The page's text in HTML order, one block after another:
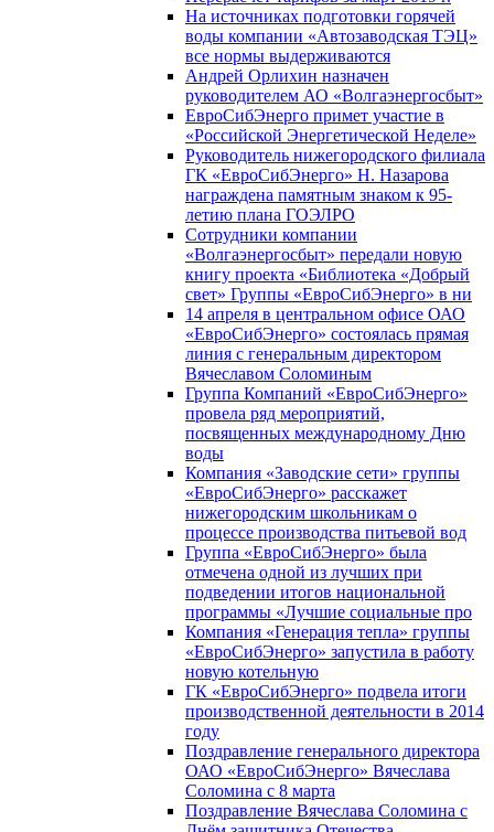
На источниках подготовки горячей
воды компании «Автозаводская ТЭЦ»
все нормы выдерживаются
Андрей Орлихин назначен
руководителем АО «Волгаэнергосбыт»
ЕвроСибЭнерго примет участие в
«Российской Энергетической Неделе»
Руководитель нижегородского филиала
ГК «ЕвроСибЭнерго» Н. Назарова
награждена памятным знаком к 95-
летию плана ГОЭЛРО
Сотрудники компании
«Волгаэнергосбыт» передали новую
книгу проекта «Библиотека «Добрый
свет» Группы «ЕвроСибЭнерго» в ни
14 апреля в центральном офисе ОАО
«ЕвроСибЭнерго» состоялась прямая
линия с генеральным директором
Вячеславом Соломиным
Группа Компаний «ЕвроСибЭнерго»
провела ряд мероприятий,
посвященных международному Дню
воды
Компания «Заводские сети» группы
«ЕвроСибЭнерго» расскажет
нижегородским школьникам о
процессе производства питьевой вод
Группа «ЕвроСибЭнерго» была
отмечена одной из лучших при
подведении итогов национальной
программы «Лучшие социальные про
Компания «Генерация тепла» группы
«ЕвроСибЭнерго» запустила в работу
новую котельную
ГК «ЕвроСибЭнерго» подвела итоги
производственной деятельности в 2014
году
Поздравление генерального директора
ОАО «ЕвроСибЭнерго» Вячеслава
Соломина с 8 марта
Поздравление Вячеслава Соломина с